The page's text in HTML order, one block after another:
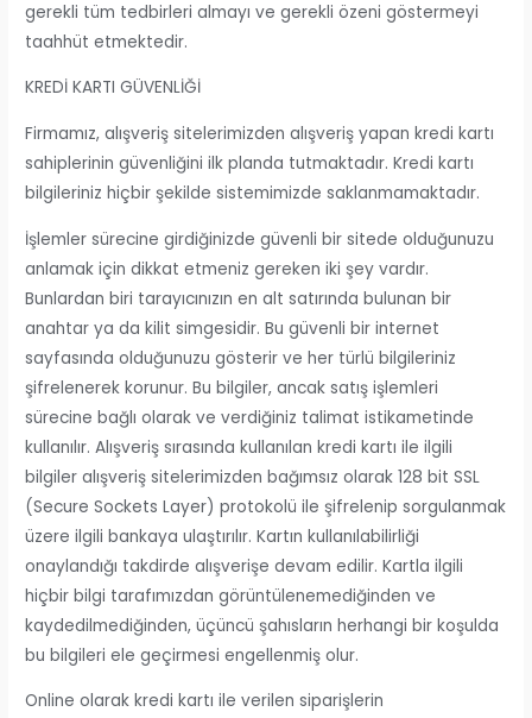
gerekli tüm tedbirleri almayı ve gerekli özeni göstermeyi
taahhüt etmektedir.
KREDİ KARTI GÜVENLİĞİ
Firmamız, alışveriş sitelerimizden alışveriş yapan kredi kartı
sahiplerinin güvenliğini ilk planda tutmaktadır. Kredi kartı
bilgileriniz hiçbir şekilde sistemimizde saklanmamaktadır.
İşlemler sürecine girdiğinizde güvenli bir sitede olduğunuzu
anlamak için dikkat etmeniz gereken iki şey vardır.
Bunlardan biri tarayıcınızın en alt satırında bulunan bir
anahtar ya da kilit simgesidir. Bu güvenli bir internet
sayfasında olduğunuzu gösterir ve her türlü bilgileriniz
şifrelenerek korunur. Bu bilgiler, ancak satış işlemleri
sürecine bağlı olarak ve verdiğiniz talimat istikametinde
kullanılır. Alışveriş sırasında kullanılan kredi kartı ile ilgili
bilgiler alışveriş sitelerimizden bağımsız olarak 128 bit SSL
(Secure Sockets Layer) protokolü ile şifrelenip sorgulanmak
üzere ilgili bankaya ulaştırılır. Kartın kullanılabilirliği
onaylandığı takdirde alışverişe devam edilir. Kartla ilgili
hiçbir bilgi tarafımızdan görüntülenemediğinden ve
kaydedilmediğinden, üçüncü şahısların herhangi bir koşulda
bu bilgileri ele geçirmesi engellenmiş olur.
Online olarak kredi kartı ile verilen siparişlerin